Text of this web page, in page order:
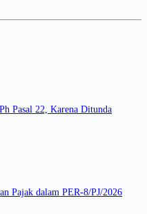
Pasal 22, Karena Ditunda
Pajak dalam PER-8/PJ/2026